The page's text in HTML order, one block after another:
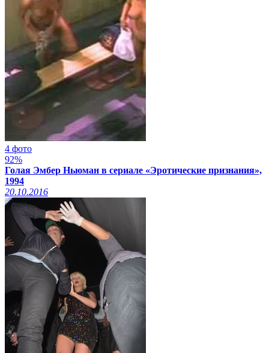
4 фото
92%
Голая Эмбер Ньюман в сериале «Эротические признания»,
1994
20.10.2016